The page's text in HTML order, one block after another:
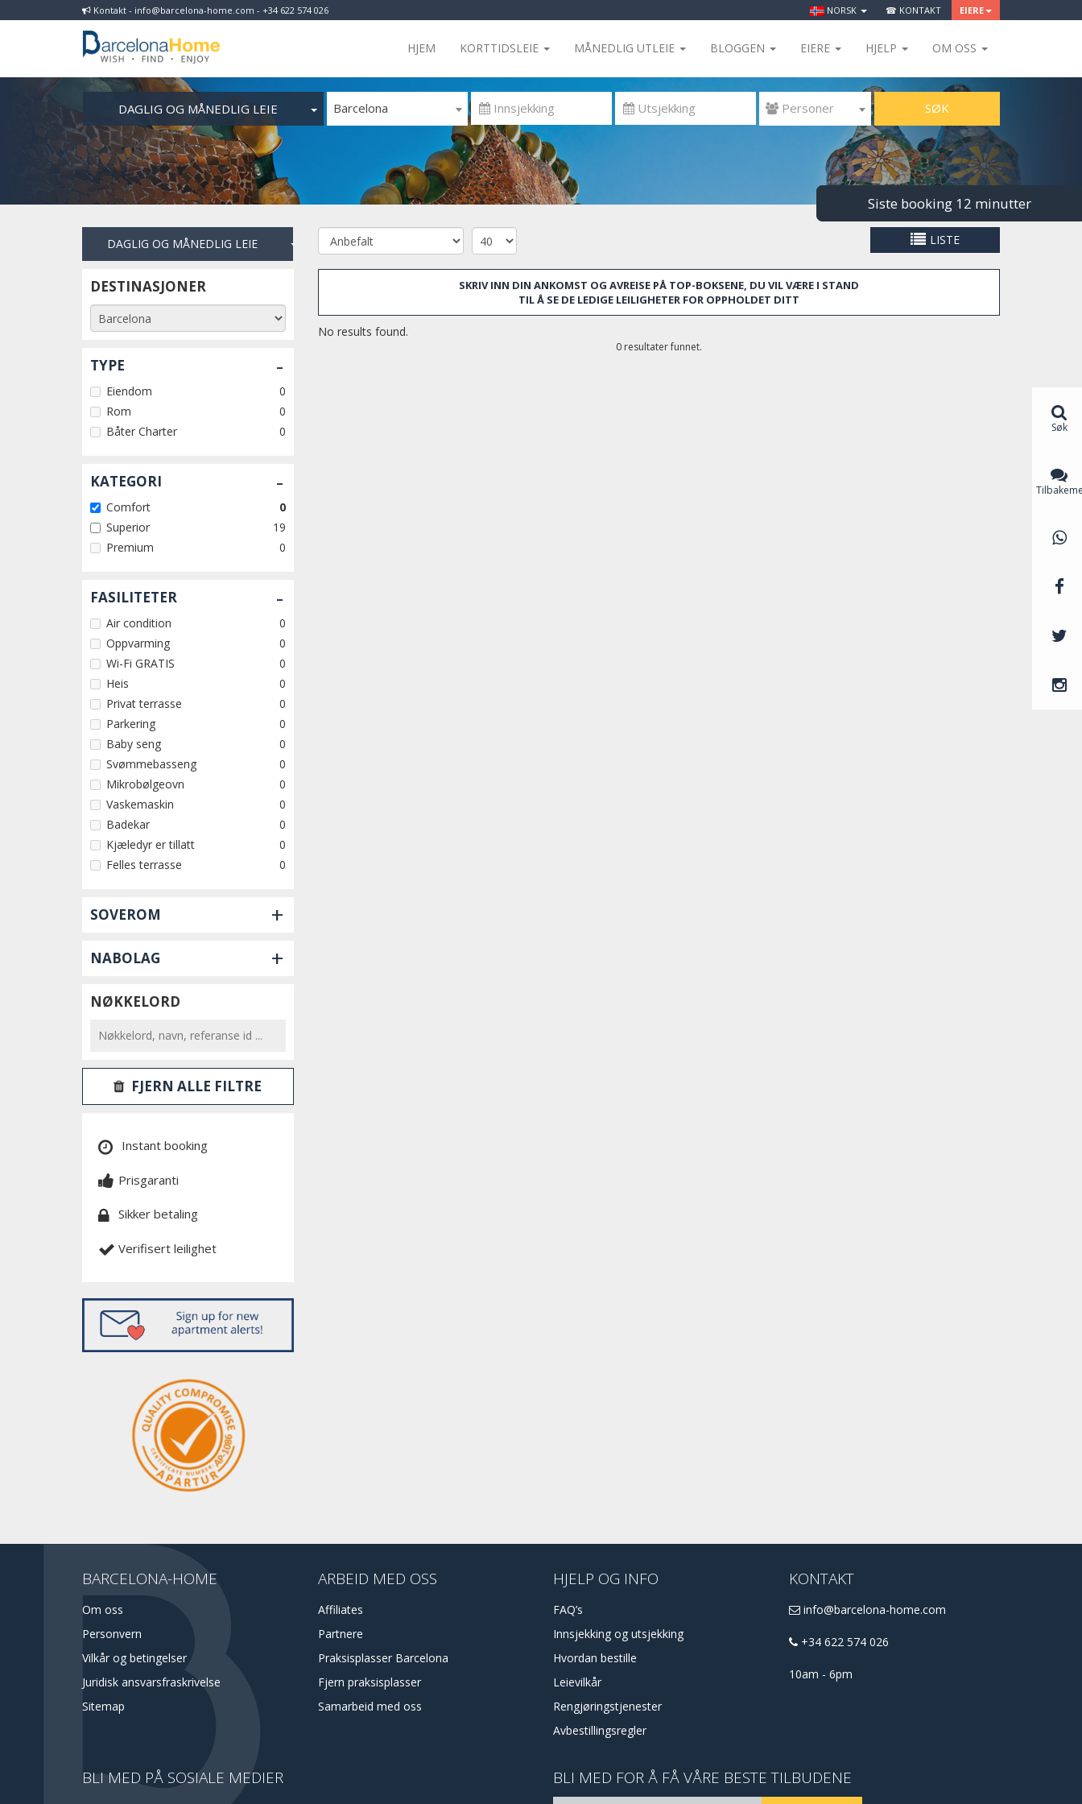
Kontakt - info@barcelona-home.com - +34 622 574 026 NORSK ☎ KONTAKT EIERE
HJEM KORTTIDSLEIE MÅNEDLIG UTLEIE BLOGGEN EIERE HJELP OM OSS
DAGLIG OG MÅNEDLIG LEIE Barcelona  Personer SØK
DAGLIG OG MÅNEDLIG LEIE
DESTINASJONER
TYPE -
Eiendom
0
Rom
0
Båter Charter
0
KATEGORI -
Comfort
0
Superior
19
Premium
0
FASILITETER -
Air condition
0
Oppvarming
0
Wi-Fi GRATIS
0
Heis
0
Privat terrasse
0
Parkering
0
Baby seng
0
Svømmebasseng
0
Mikrobølgeovn
0
Vaskemaskin
0
Badekar
0
Kjæledyr er tillatt
0
Felles terrasse
0
SOVEROM +
NABOLAG +
NØKKELORD
FJERN ALLE FILTRE
Instant booking
Prisgaranti
Sikker betaling
Verifisert leilighet
LISTE
SKRIV INN DIN ANKOMST OG AVREISE PÅ TOP-BOKSENE, DU VIL VÆRE I STAND
TIL Å SE DE LEDIGE LEILIGHETER FOR OPPHOLDET DITT
No results found.
0 resultater funnet.
Siste booking 12 minutter
BARCELONA-HOME
Om oss
Personvern
Vilkår og betingelser
Juridisk ansvarsfraskrivelse
Sitemap
ARBEID MED OSS
Affiliates
Partnere
Praksisplasser Barcelona
Fjern praksisplasser
Samarbeid med oss
HJELP OG INFO
FAQ’s
Innsjekking og utsjekking
Hvordan bestille
Leievilkår
Rengjøringstjenester
Avbestillingsregler
KONTAKT
info@barcelona-home.com
+34 622 574 026
10am - 6pm
BLI MED PÅ SOSIALE MEDIER BLI MED FOR Å FÅ VÅRE BESTE TILBUDENE
Søk